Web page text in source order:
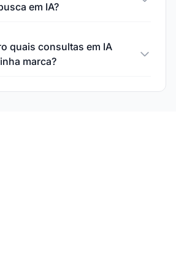
em IA?
quais consultas em IA
marca?